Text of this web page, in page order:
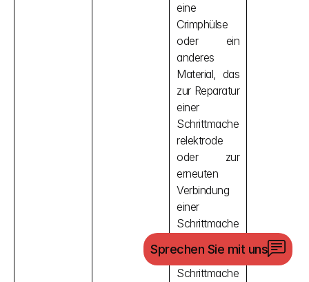
eine
Crimphülse
oder ein
anderes
Material, das
zur Reparatur
einer
Schrittmache
relektrode
oder zur
erneuten
Verbindung
einer
Schrittmache
einem
Schrittmache
Sprechen Sie mit uns